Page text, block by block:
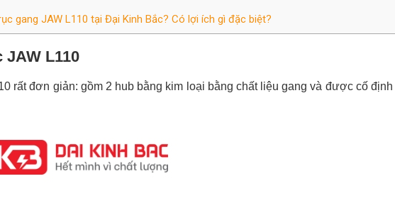
gang JAW L110 tại Đại Kinh Bắc? Có lợi ích gì đặc biệt?
JAW L110
rất đơn giản: gồm 2 hub bằng kim loại bằng chất liệu gang và được cố